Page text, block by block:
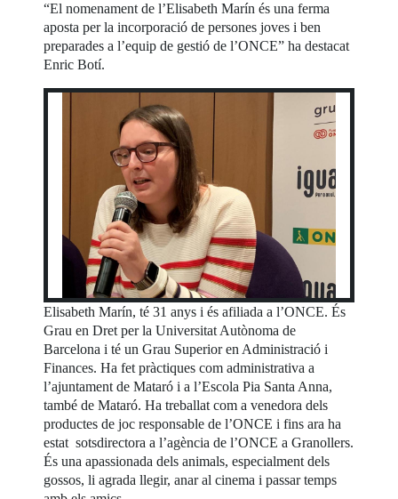
“El nomenament de l’Elisabeth Marín és una ferma
aposta per la incorporació de persones joves i ben
preparades a l’equip de gestió de l’ONCE” ha destacat
Enric Botí.
Elisabeth Marín, té 31 anys i és afiliada a l’ONCE. És
Grau en Dret per la Universitat Autònoma de
Barcelona i té un Grau Superior en Administració i
Finances. Ha fet pràctiques com administrativa a
l’ajuntament de Mataró i a l’Escola Pia Santa Anna,
també de Mataró. Ha treballat com a venedora dels
productes de joc responsable de l’ONCE i fins ara ha
estat sotsdirectora a l’agència de l’ONCE a Granollers.
És una apassionada dels animals, especialment dels
gossos, li agrada llegir, anar al cinema i passar temps